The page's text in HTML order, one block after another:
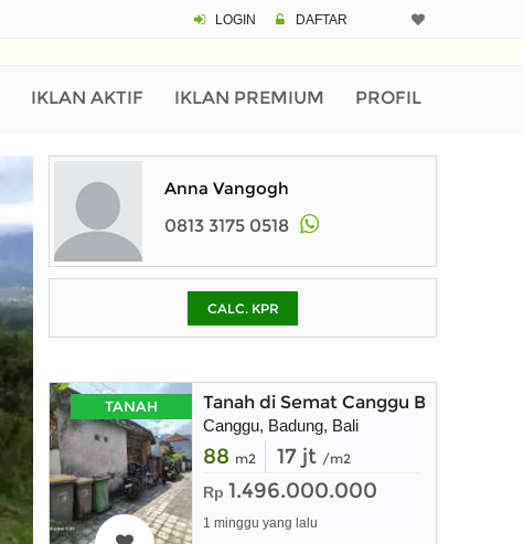
LOGIN DAFTAR
IKLAN AKTIF IKLAN PREMIUM PROFILPinjaman (PIN)
pada kotak-
Anna Vangogh
0813 3175 0518
CALC. KPR
TANAH Tanah di Semat Canggu Bali
Canggu, Badung, Bali
88 m2 17 jt /m2
Rp 1.496.000.000
1 minggu yang lalu